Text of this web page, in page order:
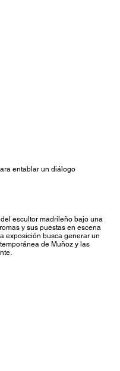
entablar un diálogo
escultor madrileño bajo una
y sus puestas en escena
exposición busca generar un
de Muñoz y las